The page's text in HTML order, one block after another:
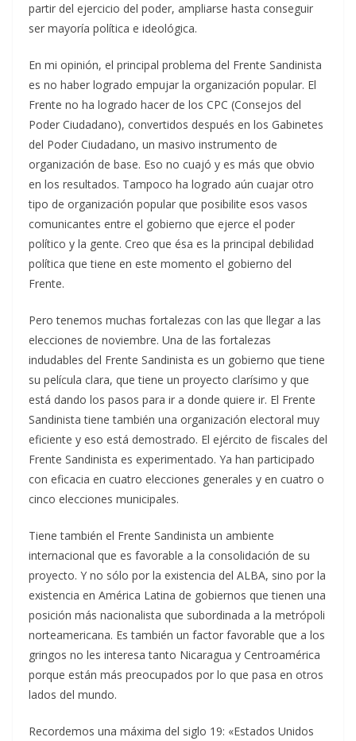
partir del ejercicio del poder, ampliarse hasta conseguir
ser mayoría política e ideológica.
En mi opinión, el principal problema del Frente Sandinista
es no haber logrado empujar la organización popular. El
Frente no ha logrado hacer de los CPC (Consejos del
Poder Ciudadano), convertidos después en los Gabinetes
del Poder Ciudadano, un masivo instrumento de
organización de base. Eso no cuajó y es más que obvio
en los resultados. Tampoco ha logrado aún cuajar otro
tipo de organización popular que posibilite esos vasos
comunicantes entre el gobierno que ejerce el poder
político y la gente. Creo que ésa es la principal debilidad
política que tiene en este momento el gobierno del
Frente.
Pero tenemos muchas fortalezas con las que llegar a las
elecciones de noviembre. Una de las fortalezas
indudables del Frente Sandinista es un gobierno que tiene
su película clara, que tiene un proyecto clarísimo y que
está dando los pasos para ir a donde quiere ir. El Frente
Sandinista tiene también una organización electoral muy
eficiente y eso está demostrado. El ejército de fiscales del
Frente Sandinista es experimentado. Ya han participado
con eficacia en cuatro elecciones generales y en cuatro o
cinco elecciones municipales.
Tiene también el Frente Sandinista un ambiente
internacional que es favorable a la consolidación de su
proyecto. Y no sólo por la existencia del ALBA, sino por la
existencia en América Latina de gobiernos que tienen una
posición más nacionalista que subordinada a la metrópoli
norteamericana. Es también un factor favorable que a los
gringos no les interesa tanto Nicaragua y Centroamérica
porque están más preocupados por lo que pasa en otros
lados del mundo.
Recordemos una máxima del siglo 19: «Estados Unidos